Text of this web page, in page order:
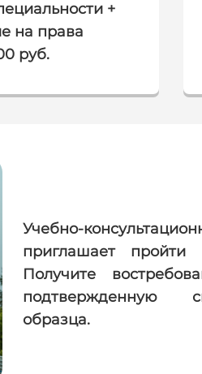
+
на права
руб.
Учебно-
приглашает
Получите
подтвержденную
образца.